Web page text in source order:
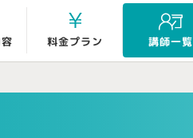
料金プラン 講師一覧